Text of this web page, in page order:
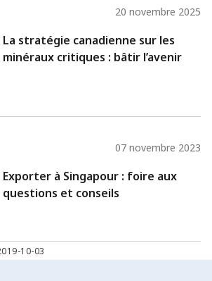
20 novembre 2025
La stratégie canadienne sur les
minéraux critiques : bâtir l’avenir
07 novembre 2023
Exporter à Singapour : foire aux
questions et conseils
10-03